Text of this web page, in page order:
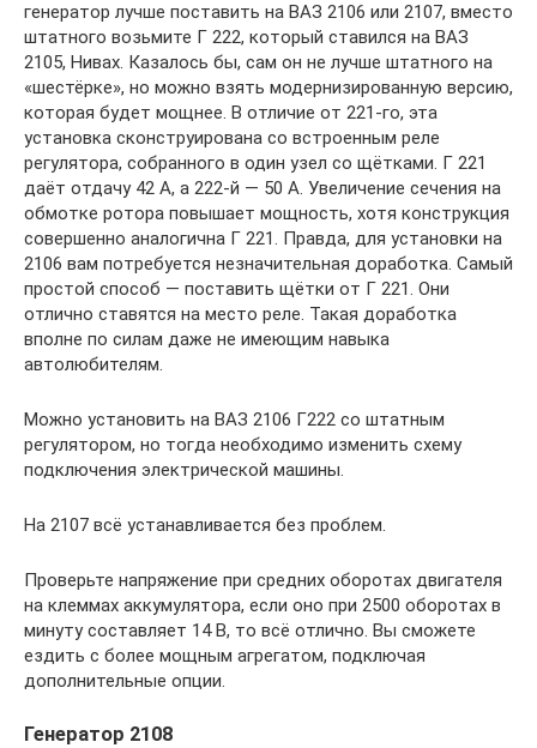
генератор лучше поставить на ВАЗ 2106 или 2107, вместо
штатного возьмите Г 222, который ставился на ВАЗ
2105, Нивах. Казалось бы, сам он не лучше штатного на
«шестёрке», но можно взять модернизированную версию,
которая будет мощнее. В отличие от 221-го, эта
установка сконструирована со встроенным реле
регулятора, собранного в один узел со щётками. Г 221
даёт отдачу 42 А, а 222-й — 50 А. Увеличение сечения на
обмотке ротора повышает мощность, хотя конструкция
совершенно аналогична Г 221. Правда, для установки на
2106 вам потребуется незначительная доработка. Самый
простой способ — поставить щётки от Г 221. Они
отлично ставятся на место реле. Такая доработка
вполне по силам даже не имеющим навыка
автолюбителям.
Можно установить на ВАЗ 2106 Г222 со штатным
регулятором, но тогда необходимо изменить схему
подключения электрической машины.
На 2107 всё устанавливается без проблем.
Проверьте напряжение при средних оборотах двигателя
на клеммах аккумулятора, если оно при 2500 оборотах в
минуту составляет 14 В, то всё отлично. Вы сможете
ездить с более мощным агрегатом, подключая
дополнительные опции.
Генератор 2108